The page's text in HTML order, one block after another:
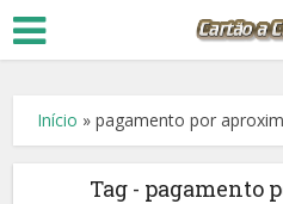
Início »pagamento por
Tag - pagamento